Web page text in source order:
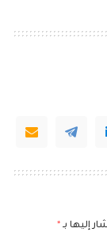
إليها بـ *